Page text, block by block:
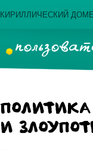
КИРИЛЛИЧЕСКИЙ
и